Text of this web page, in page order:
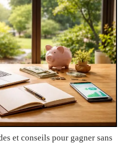
et conseils pour gagner sans